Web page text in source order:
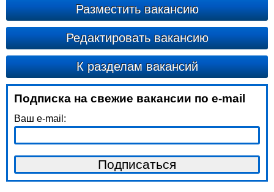
Разместить вакансию
Редактировать вакансию
К разделам вакансий
Подписка на свежие вакансии по e-mail
Ваш e-mail: